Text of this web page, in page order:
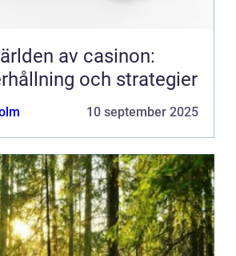
av casinon:
och strategier
10 september 2025